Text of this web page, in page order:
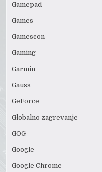
Gamepad
Games
Gamescon
Gaming
Garmin
Gauss
GeForce
Globalno zagrevanje
GOG
Google
Google Chrome